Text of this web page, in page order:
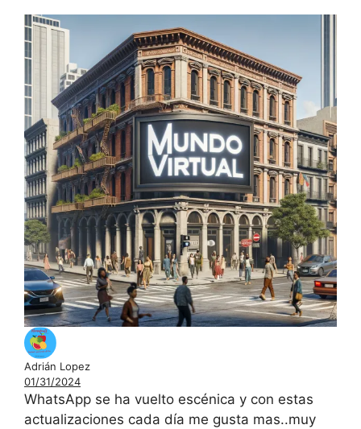
Adrián Lopez
01/31/2024
WhatsApp se ha vuelto escénica y con estas
actualizaciones cada día me gusta mas..muy